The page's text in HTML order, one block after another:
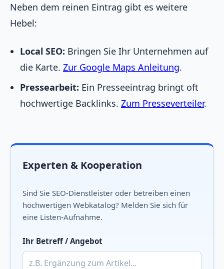
Neben dem reinen Eintrag gibt es weitere
Hebel:
Local SEO: Bringen Sie Ihr Unternehmen auf
die Karte. Zur Google Maps Anleitung.
Pressearbeit: Ein Presseeintrag bringt oft
hochwertige Backlinks. Zum Presseverteiler.
Experten & Kooperation
Sind Sie SEO-Dienstleister oder betreiben einen
hochwertigen Webkatalog? Melden Sie sich für
eine Listen-Aufnahme.
Ihr Betreff / Angebot